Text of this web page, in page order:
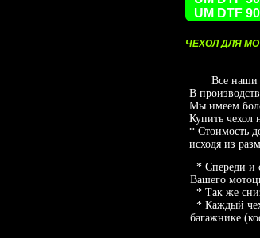
UM DTF 90
ЧЕХОЛ ДЛЯ
Все наши
В
Мы имеем
Купить чехол
* Стоимость
исходя из
* Спереди и
Вашего
* Так же
* Каждый
багажнике